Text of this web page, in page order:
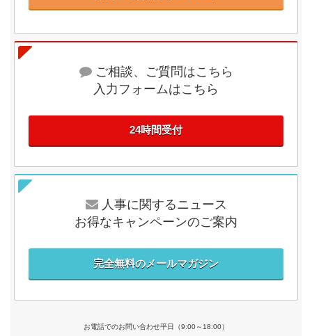
ご相談、ご質問はこちら
入力フォームはこちら
24時間受付
人事に関するニュース
お得なキャンペーンのご案内
完全無料のメールマガジン
お電話でのお問い合わせ平日（9:00～18:00）